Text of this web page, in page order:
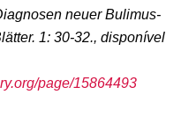
neuer Bulimus-
1: 30-32., disponível
page/15864493